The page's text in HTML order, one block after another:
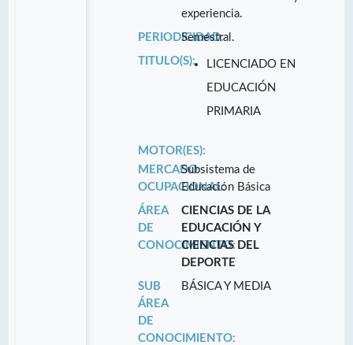
experiencia.
PERIODICIDAD:
Semestral.
TITULO(S):
LICENCIADO EN
EDUCACIÓN
PRIMARIA
MOTOR(ES):
MERCADO
OCUPACIONAL:
Subsistema de
Educación Básica
ÁREA
DE
CONOCIMIENTO:
CIENCIAS DE LA
EDUCACIÓN Y
CIENCIAS DEL
DEPORTE
SUB
ÁREA
DE
CONOCIMIENTO:
BÁSICA Y MEDIA